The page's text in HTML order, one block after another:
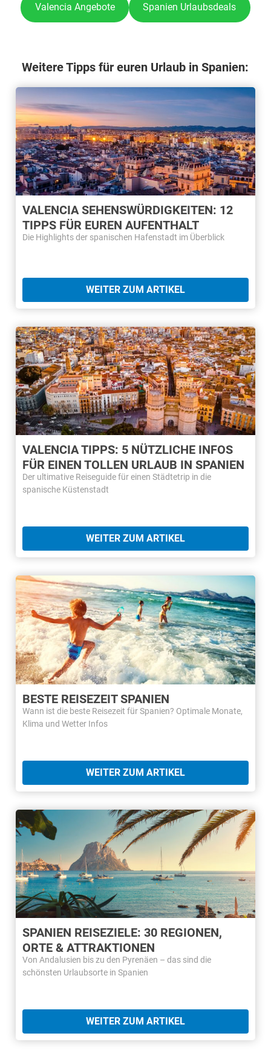
Valencia Angebote Spanien Urlaubsdeals
Weitere Tipps für euren Urlaub in Spanien:
VALENCIA SEHENSWÜRDIGKEITEN: 12
TIPPS FÜR EUREN AUFENTHALT
Die Highlights der spanischen Hafenstadt im Überblick
WEITER ZUM ARTIKEL
VALENCIA TIPPS: 5 NÜTZLICHE INFOS
FÜR EINEN TOLLEN URLAUB IN SPANIEN
Der ultimative Reiseguide für einen Städtetrip in die
spanische Küstenstadt
WEITER ZUM ARTIKEL
BESTE REISEZEIT SPANIEN
Wann ist die beste Reisezeit für Spanien? Optimale Monate,
Klima und Wetter Infos
WEITER ZUM ARTIKEL
SPANIEN REISEZIELE: 30 REGIONEN,
ORTE & ATTRAKTIONEN
Von Andalusien bis zu den Pyrenäen – das sind die
schönsten Urlaubsorte in Spanien
WEITER ZUM ARTIKEL